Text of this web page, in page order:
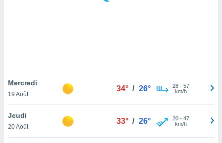
notre
que
Mercredi
19 Août
34° / 26° 28- 57
km/h
Jeudi
20 Août
33° / 26° 20- 47
km/h